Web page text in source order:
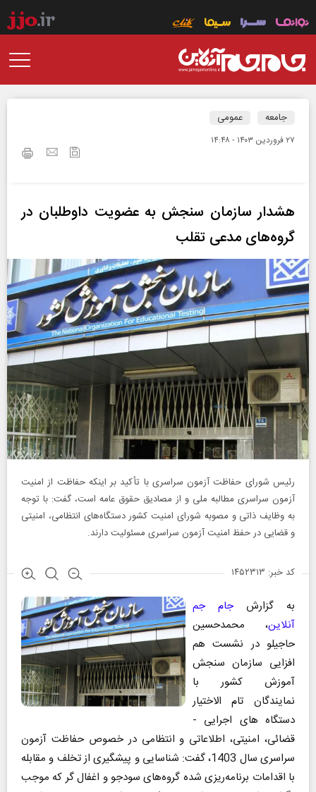
جامعه عمومی
۲۷ فروردين ۱۴۰۳ - ۱۴:۴۸
هشدار سازمان سنجش به عضویت داوطلبان در
گروه‌های مدعی تقلب
رئیس شورای حفاظت آزمون‌ سراسری با تأکید بر اینکه حفاظت از امنیت
آزمون سراسری مطالبه ملی و از مصادیق حقوق عامه است، گفت: با توجه
به وظایف ذاتی و مصوبه شورای امنیت کشور دستگاه‌های انتظامی، امنیتی
و قضایی در حفظ امنیت آزمون سراسری مسئولیت دارند.
کد خبر: ۱۴۵۲۳۱۳
به گزارشجام جم
آنلاین، محمدحسین
حاجیلو در نشست هم
افزایی سازمان سنجش
آموزش کشور با
نمایندگان تام الاختیار
دستگاه های اجرایی -
قضائی، امنیتی، اطلاعاتی و انتظامی در خصوص حفاظت آزمون
سراسری سال 1403، گفت: شناسایی و پیشگیری از تخلف و مقابله
با اقدامات برنامه‌ریزی شده گروه‌های سودجو و اغفال گر که موجب